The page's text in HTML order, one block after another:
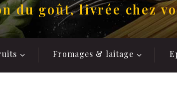
du goût, livrée chez
Fromages & laitage